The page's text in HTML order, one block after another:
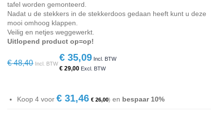
tafel worden gemonteerd.
Nadat u de stekkers in de stekkerdoos gedaan heeft kunt u deze
mooi omhoog klappen.
Veilig en netjes weggewerkt.
Uitlopend product op=op!
€ 48,40
Special
Price
€ 35,09
€ 29,00
Koop 4 voor € 31,46 € 26,00 en bespaar10%